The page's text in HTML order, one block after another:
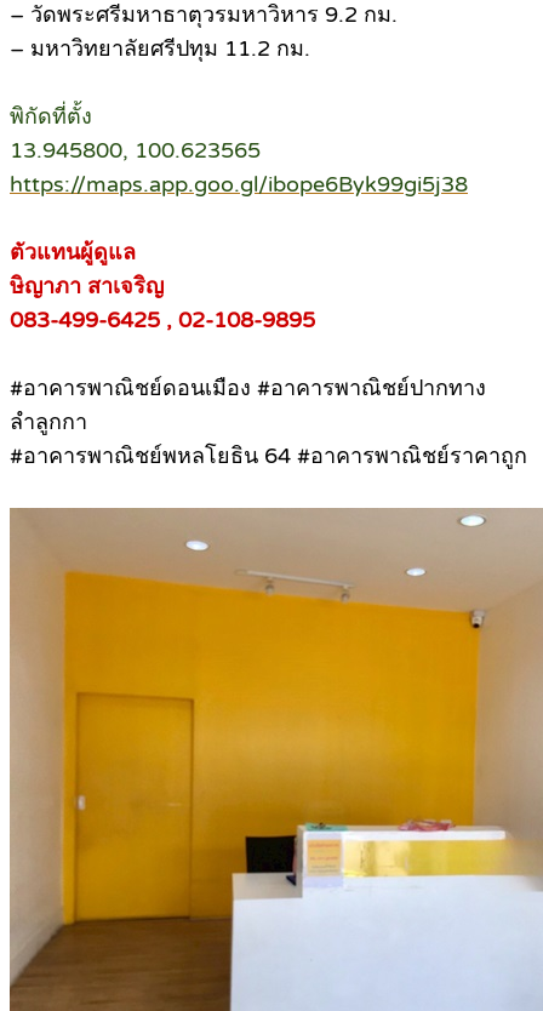
– วัดพระศรีมหาธาตุวรมหาวิหาร 9.2 กม.
– มหาวิทยาลัยศรีปทุม 11.2 กม.
พิกัดที่ตั้ง
13.945800, 100.623565
https://maps.app.goo.gl/ibope6Byk99gi5j38
ตัวแทนผู้ดูแล
ษิญาภา สาเจริญ
083-499-6425 , 02-108-9895
#อาคารพาณิชย์ดอนเมือง #อาคารพาณิชย์ปากทาง
ลำลูกกา
#อาคารพาณิชย์พหลโยธิน 64 #อาคารพาณิชย์ราคาถูก